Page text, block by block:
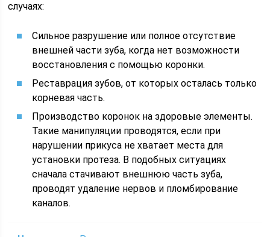
случаях:
Сильное разрушение или полное отсутствие
внешней части зуба, когда нет возможности
восстановления с помощью коронки.
Реставрация зубов, от которых осталась только
корневая часть.
Производство коронок на здоровые элементы.
Такие манипуляции проводятся, если при
нарушении прикуса не хватает места для
установки протеза. В подобных ситуациях
сначала стачивают внешнюю часть зуба,
проводят удаление нервов и пломбирование
каналов.